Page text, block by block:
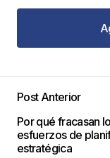
publicada.
marcados
Post Anterior
Por qué fracasan
esfuerzos de
estratégica